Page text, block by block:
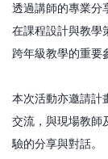
透過講師的專業分
在課程設計與教學
跨年級教學的重要
本次活動亦邀請計
交流，與現場教師
驗的分享與對話。